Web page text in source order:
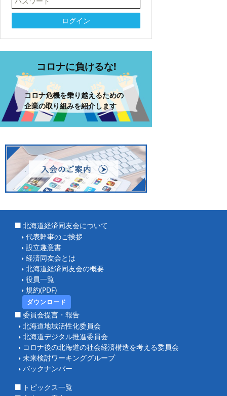
コロナに負けるな!
コロナ危機を乗り越えるための
企業の取り組みを紹介します
北海道経済同友会について
代表幹事のご挨拶
設立趣意書
経済同友会とは
北海道経済同友会の概要
役員一覧
規約(PDF)
ダウンロード
委員会提言・報告
北海道地域活性化委員会
北海道デジタル推進委員会
コロナ後の北海道の社会経済構造を考える委員会
未来検討ワーキンググループ
バックナンバー
トピックス一覧